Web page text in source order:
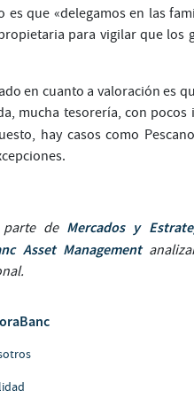
es que «delegamos en las
para vigilar que los
en cuanto a valoración es
mucha tesorería, con
hay casos como
de Mercados y
Asset Management